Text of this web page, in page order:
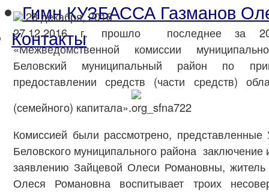
Гимн КУЗБАССА Газманов
Контакты
28 декабря, 2016
27.12.2016 г. прошло последнее за
«Межведомственной комиссии
Беловский муниципальный район по
предоставлении средств (части средств)
(семейного) капитала».
Комиссией были рассмотрено,
Беловского муниципального района заключение
заявлению Зайцевой Олеси Романовны,
Олеся Романовна воспитывает троих